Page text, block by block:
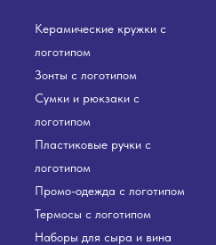
Керамические кружки с
логотипом
Зонты с логотипом
Сумки и рюкзаки с
логотипом
Пластиковые ручки с
логотипом
Промо-одежда с логотипом
Термосы с логотипом
Наборы для сыра и вина